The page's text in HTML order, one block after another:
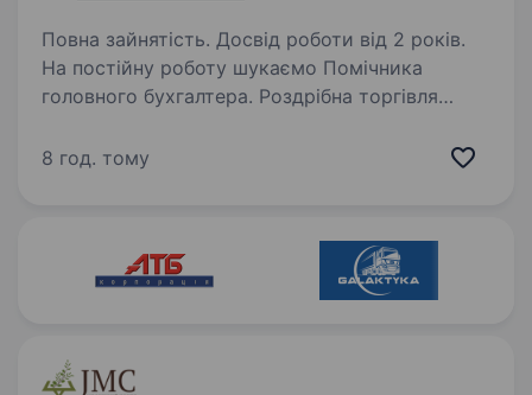
Повна зайнятість. Досвід роботи від 2 років.
На постійну роботу шукаємо Помічника
головного бухгалтера. Роздрібна торгівля
Умови праці: З/п 30000 — 35000 грн
8 год. тому